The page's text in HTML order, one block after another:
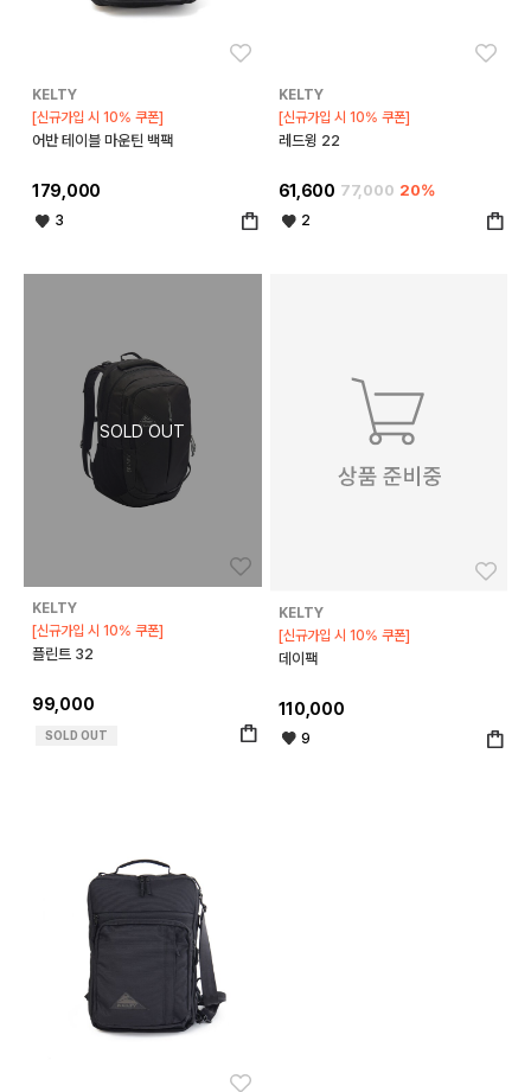
KELTY
[신규가입 시 10% 쿠폰]
어반 테이블 마운틴 백팩
179,000
3
KELTY
[신규가입 시 10% 쿠폰]
레드윙 22
61,600 77,000 20%
2
KELTY
[신규가입 시 10% 쿠폰]
플린트 32
99,000
SOLD OUT
KELTY
[신규가입 시 10% 쿠폰]
데이팩
110,000
9